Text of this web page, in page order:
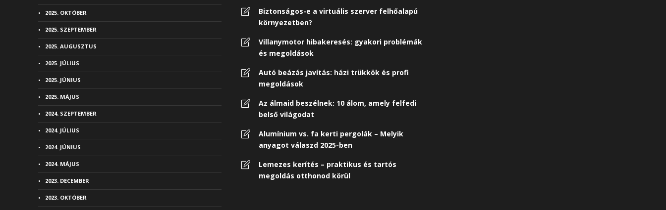
2025. OKTÓBER
2025. SZEPTEMBER
2025. AUGUSZTUS
2025. JÚLIUS
2025. JÚNIUS
2025. MÁJUS
2024. SZEPTEMBER
2024. JÚLIUS
2024. JÚNIUS
2024. MÁJUS
2023. DECEMBER
2023. OKTÓBER
Biztonságos-e a virtuális szerver felhőalapú
környezetben?
Villanymotor hibakeresés: gyakori problémák
és megoldások
Autó beázás javítás: házi trükkök és profi
megoldások
Az álmaid beszélnek: 10 álom, amely felfedi
belső világodat
Alumínium vs. fa kerti pergolák – Melyik
anyagot válaszd 2025-ben
Lemezes kerítés – praktikus és tartós
megoldás otthonod körül